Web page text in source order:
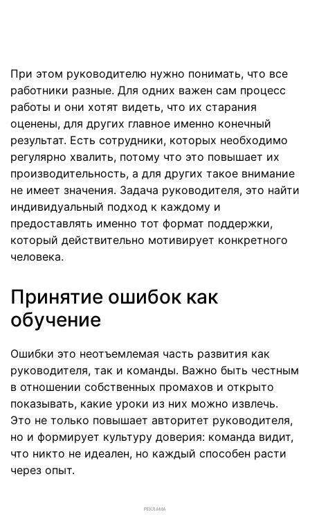
При этом руководителю нужно понимать, что все
работники разные. Для одних важен сам процесс
работы и они хотят видеть, что их старания
оценены, для других главное именно конечный
результат. Есть сотрудники, которых необходимо
регулярно хвалить, потому что это повышает их
производительность, а для других такое внимание
не имеет значения. Задача руководителя, это найти
индивидуальный подход к каждому и
предоставлять именно тот формат поддержки,
который действительно мотивирует конкретного
человека.
Принятие ошибок как
обучение
Ошибки это неотъемлемая часть развития как
руководителя, так и команды. Важно быть честным
в отношении собственных промахов и открыто
показывать, какие уроки из них можно извлечь.
Это не только повышает авторитет руководителя,
но и формирует культуру доверия: команда видит,
что никто не идеален, но каждый способен расти
через опыт.
РЕКЛАМА